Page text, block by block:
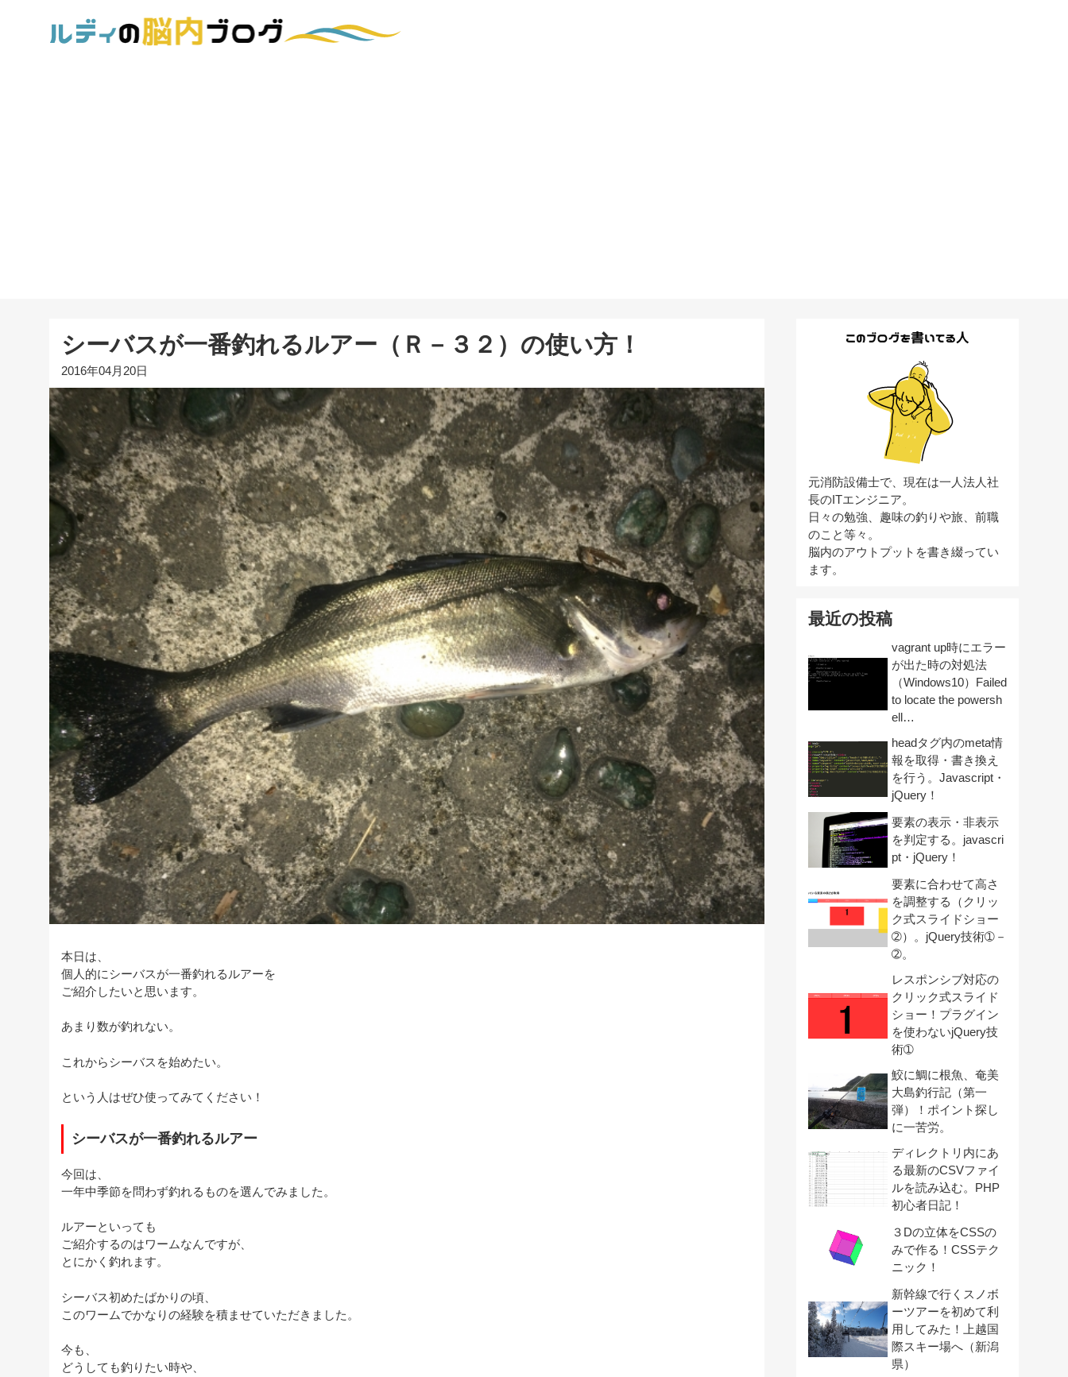
シーバスが一番釣れるルアー（Ｒ－３２）の使い方！
2016年04月20日
本日は、
個人的にシーバスが一番釣れるルアーを
ご紹介したいと思います。
あまり数が釣れない。
これからシーバスを始めたい。
という人はぜひ使ってみてください！
シーバスが一番釣れるルアー
今回は、
一年中季節を問わず釣れるものを選んでみました。
ルアーといっても
ご紹介するのはワームなんですが、
とにかく釣れます。
シーバス初めたばかりの頃、
このワームでかなりの経験を積ませていただきました。
今も、
どうしても釣りたい時や、
元消防設備士で、現在は一人法人社
長のITエンジニア。
日々の勉強、趣味の釣りや旅、前職
のこと等々。
脳内のアウトプットを書き綴ってい
ます。
最近の投稿
vagrant up時にエラー
が出た時の対処法
（Windows10）Failed
to locate the powersh
ell…
headタグ内のmeta情
報を取得・書き換え
を行う。Javascript・
jQuery！
要素の表示・非表示
を判定する。javascri
pt・jQuery！
要素に合わせて高さ
を調整する（クリッ
ク式スライドショー
➁）。jQuery技術➀－
➁。
レスポンシブ対応の
クリック式スライド
ショー！プラグイン
を使わないjQuery技
術➀
鮫に鯛に根魚、奄美
大島釣行記（第一
弾）！ポイント探し
に一苦労。
ディレクトリ内にあ
る最新のCSVファイ
ルを読み込む。PHP
初心者日記！
３Dの立体をCSSの
みで作る！CSSテク
ニック！
新幹線で行くスノボ
ーツアーを初めて利
用してみた！上越国
際スキー場へ（新潟
県）